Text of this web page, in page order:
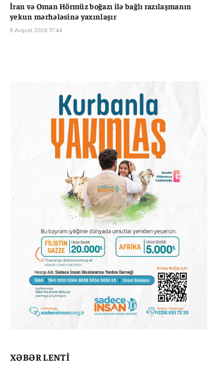
İran və Oman Hörmüz boğazı ilə bağlı razılaşmanın
yekun mərhələsinə yaxınlaşır
6 Avqust 2026 17:44
XƏBƏR LENTİ